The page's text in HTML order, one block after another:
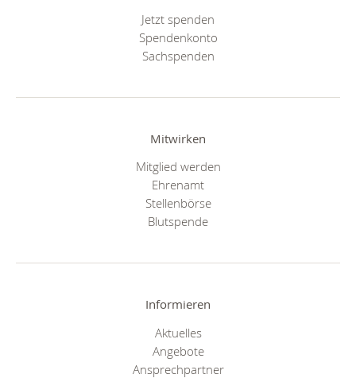
Jetzt spenden
Spendenkonto
Sachspenden
Mitwirken
Mitglied werden
Ehrenamt
Stellenbörse
Blutspende
Informieren
Aktuelles
Angebote
Ansprechpartner